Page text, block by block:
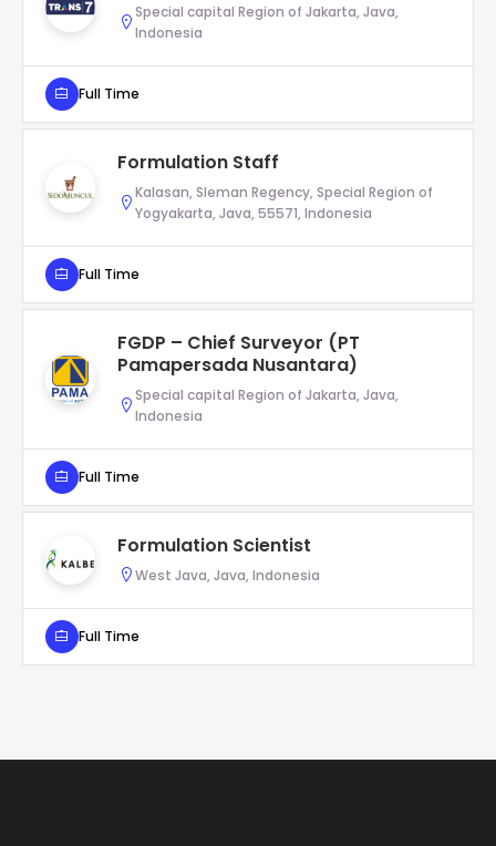
Special capital Region of Jakarta, Java,
Indonesia
Full Time
Formulation Staff
Kalasan, Sleman Regency, Special Region of
Yogyakarta, Java, 55571, Indonesia
Full Time
FGDP – Chief Surveyor (PT
Pamapersada Nusantara)
Special capital Region of Jakarta, Java,
Indonesia
Full Time
Formulation Scientist
West Java, Java, Indonesia
Full Time